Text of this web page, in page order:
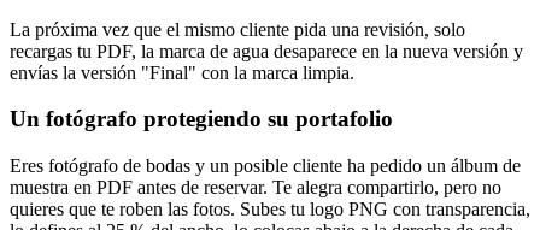
La próxima vez que el mismo cliente pida una revisión, solo
recargas tu PDF, la marca de agua desaparece en la nueva versión y
envías la versión "Final" con la marca limpia.
Un fotógrafo protegiendo su portafolio
Eres fotógrafo de bodas y un posible cliente ha pedido un álbum de
muestra en PDF antes de reservar. Te alegra compartirlo, pero no
quieres que te roben las fotos. Subes tu logo PNG con transparencia,